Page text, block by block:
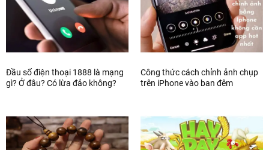
Đầu số điện thoại 1888 là mạng
gì? Ở đâu? Có lừa đảo không?
Công thức cách chỉnh ảnh chụp
trên iPhone vào ban đêm